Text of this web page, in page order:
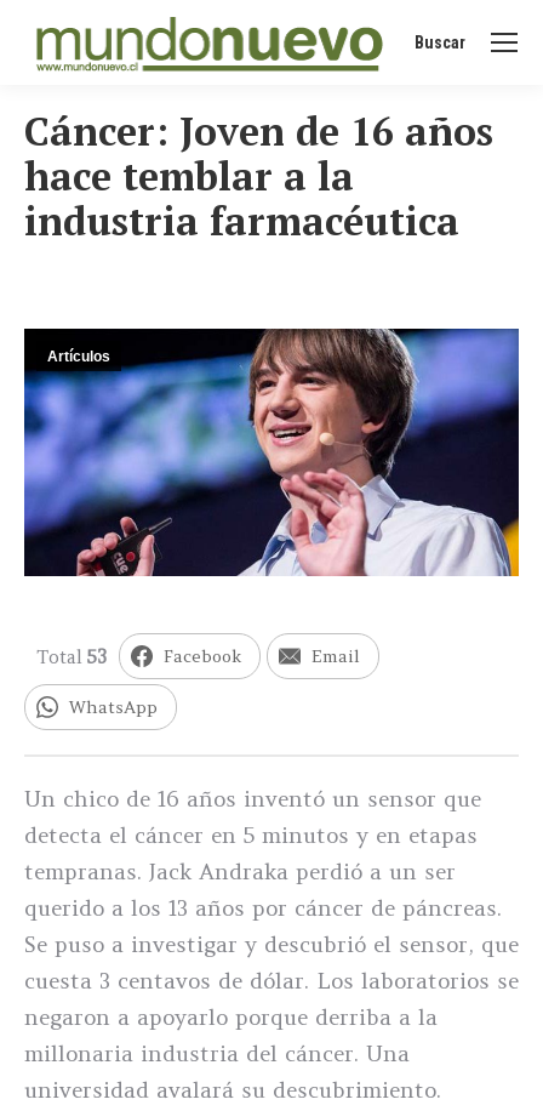
Buscar:
Buscar
Cáncer: Joven de 16 años
hace temblar a la
industria farmacéutica
Artículos
Total 53 Facebook Email
WhatsApp
Un chico de 16 años inventó un sensor que
detecta el cáncer en 5 minutos y en etapas
tempranas. Jack Andraka perdió a un ser
querido a los 13 años por cáncer de páncreas.
Se puso a investigar y descubrió el sensor, que
cuesta 3 centavos de dólar. Los laboratorios se
negaron a apoyarlo porque derriba a la
millonaria industria del cáncer. Una
universidad avalará su descubrimiento.